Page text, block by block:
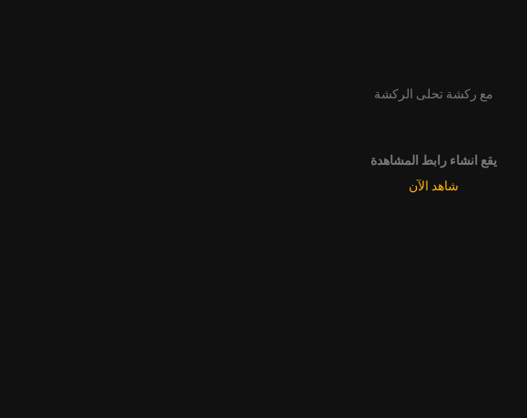
مع ركشة تحلى الركشة
يقع انشاء رابط المشاهدة
شاهد الآن